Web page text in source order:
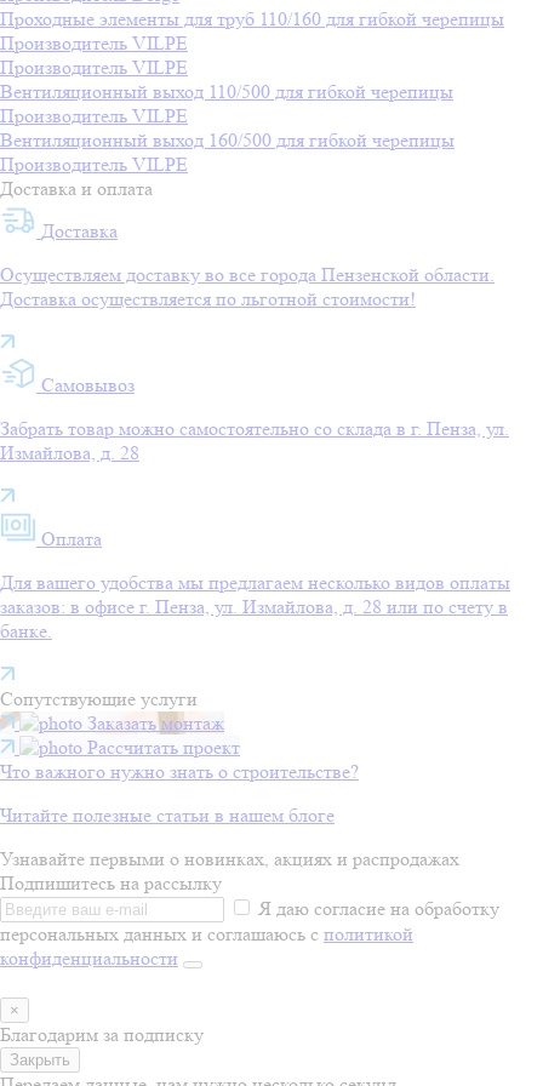
Проходные элементы для труб 110/160 для гибкой черепицы
Производитель VILPE
Производитель VILPE
Вентиляционный выход 110/500 для гибкой черепицы
Производитель VILPE
Вентиляционный выход 160/500 для гибкой черепицы
Производитель VILPE
Доставка и оплата
Доставка
Осуществляем доставку во все города Пензенской области.
Доставка осуществляется по льготной стоимости!
Самовывоз
Забрать товар можно самостоятельно со склада в г. Пенза, ул.
Измайлова, д. 28
Оплата
Для вашего удобства мы предлагаем несколько видов оплаты
заказов: в офисе г. Пенза, ул. Измайлова, д. 28 или по счету в
банке.
Сопутствующие услуги
Заказать монтаж
Рассчитать проект
Что важного нужно знать о строительстве?
Читайте полезные статьи в нашем блоге
Узнавайте первыми о новинках, акциях и распродажах
Подпишитесь на рассылку
Я даю согласие на обработку
персональных данных и соглашаюсь с политикой
конфиденциальности
×
Благодарим за подписку
Закрыть